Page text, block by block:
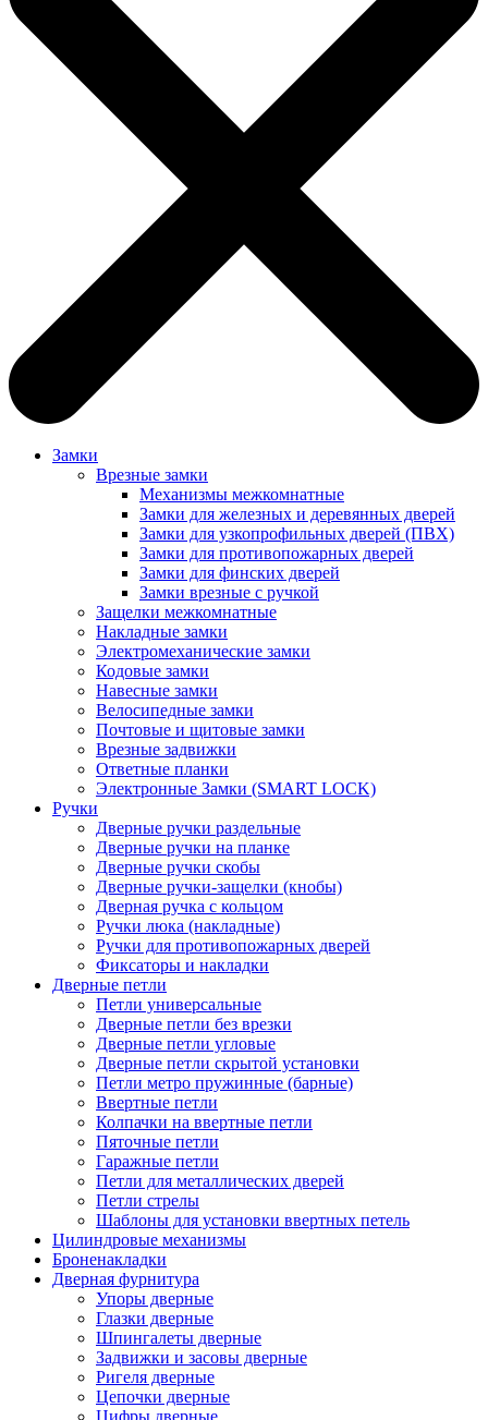
Замки
Врезные замки
Механизмы межкомнатные
Замки для железных и деревянных дверей
Замки для узкопрофильных дверей (ПВХ)
Замки для противопожарных дверей
Замки для финских дверей
Замки врезные с ручкой
Защелки межкомнатные
Накладные замки
Электромеханические замки
Кодовые замки
Навесные замки
Велосипедные замки
Почтовые и щитовые замки
Врезные задвижки
Ответные планки
Электронные Замки (SMART LOCK)
Ручки
Дверные ручки раздельные
Дверные ручки на планке
Дверные ручки скобы
Дверные ручки-защелки (кнобы)
Дверная ручка с кольцом
Ручки люка (накладные)
Ручки для противопожарных дверей
Фиксаторы и накладки
Дверные петли
Петли универсальные
Дверные петли без врезки
Дверные петли угловые
Дверные петли скрытой установки
Петли метро пружинные (барные)
Ввертные петли
Колпачки на ввертные петли
Пяточные петли
Гаражные петли
Петли для металлических дверей
Петли стрелы
Шаблоны для установки ввертных петель
Цилиндровые механизмы
Броненакладки
Дверная фурнитура
Упоры дверные
Глазки дверные
Шпингалеты дверные
Задвижки и засовы дверные
Ригеля дверные
Цепочки дверные
Цифры дверные